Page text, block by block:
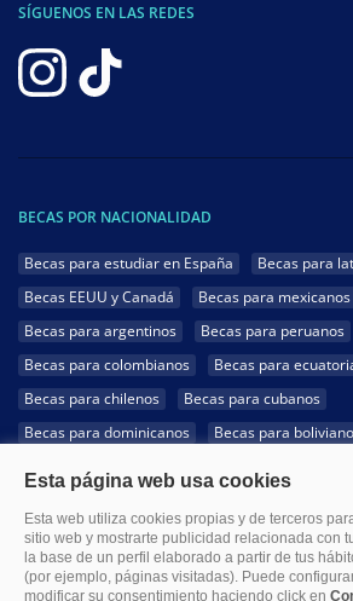
SÍGUENOS EN LAS REDES
BECAS POR NACIONALIDAD
Becas para estudiar en España
Becas para
Becas EEUU y Canadá
Becas para mexicanos
Becas para argentinos
Becas para peruanos
Becas para colombianos
Becas para
Becas para chilenos
Becas para cubanos
Becas para dominicanos
Becas para
Becas para hondureños
Becas para
Becas para uruguayos
Becas para